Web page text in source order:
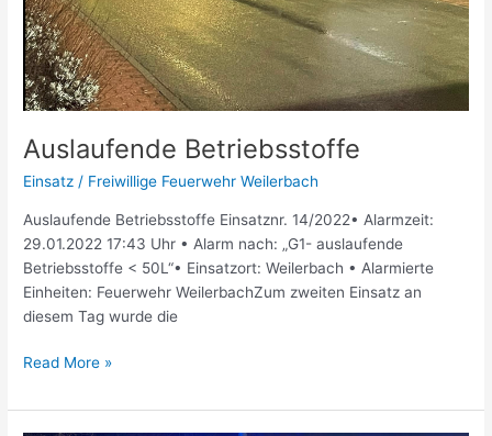
Auslaufende Betriebsstoffe
Einsatz / Freiwillige Feuerwehr Weilerbach
Auslaufende Betriebsstoffe Einsatznr. 14/2022• Alarmzeit:
29.01.2022 17:43 Uhr • Alarm nach: „G1- auslaufende
Betriebsstoffe < 50L“• Einsatzort: Weilerbach • Alarmierte
Einheiten: Feuerwehr WeilerbachZum zweiten Einsatz an
diesem Tag wurde die
Read More »